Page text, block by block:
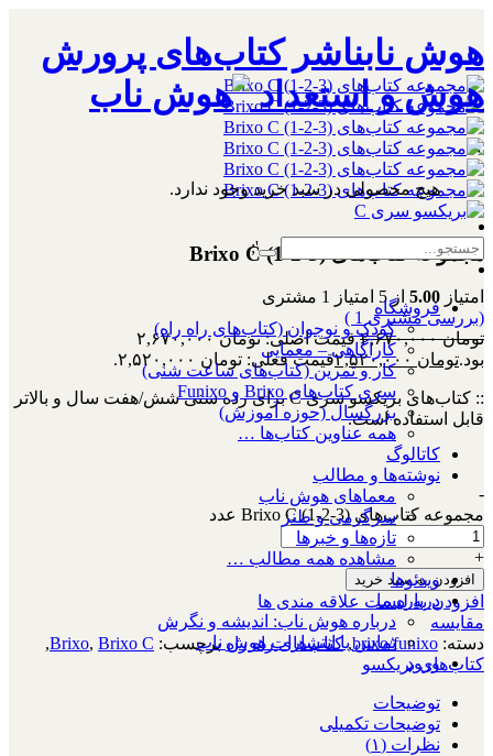
هوش نابناشر کتاب‌های پرورش
هوش و استعداد
۰
هیچ محصولی در سبد خرید وجود ندارد.
';
فروشگاه
کودک و نوجوان (کتاب‌های راه راه)
کارآگاهی – معمایی
کار و تمرین (کتاب‌های ساعت شنی)
سری کتاب‌های Brixo و Funixo
بزرگسال (حوزه آموزش)
همه عناوین کتاب‌ها …
کاتالوگ
نوشته‌ها و مطالب
معماهای هوش ناب
سرگرمی و طنز
تازه‌ها و خبرها
مشاهده همه مطالب …
ویدئوها
درباره ما
درباره هوش ناب: اندیشه و نگرش
تماس با انتشارات هوش ناب
ورود
مجموعه کتاب‌های Brixo C (1-2-3)
امتیاز 5.00 از 5 امتیاز 1 مشتری
(بررسی مشتری1
)
تومان۲,۶۷۰,۰۰۰
قیمت اصلی: تومان ۲,۶۷۰,۰۰۰
بود.تومان ۲,۵۲۰,۰۰۰ قیمت فعلی: تومان ۲,۵۲۰,۰۰۰.
:: کتاب‌های بریکسو سری C برای رده سنی شش/هفت سال و بالاتر
قابل استفاده است.
-
مجموعه کتاب‌های Brixo C (1-2-3) عدد
+
افزودن به سبد خرید
افزودن به لیست علاقه مندی ها
مقایسه
دسته: brixo/funixo
,کتاب‌های راه راه برچسب: Brixo, Brixo C
,
کتاب‌های بریکسو
توضیحات
توضیحات تکمیلی
نظرات (۱)